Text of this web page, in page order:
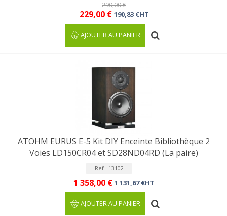
229,00 € 190,83 €HT
290,00 €
AJOUTER AU PANIER
ATOHM EURUS E-5 Kit DIY Enceinte Bibliothèque 2
Voies LD150CR04 et SD28ND04RD (La paire)
Ref : 13102
1 358,00 € 1 131,67 €HT
AJOUTER AU PANIER